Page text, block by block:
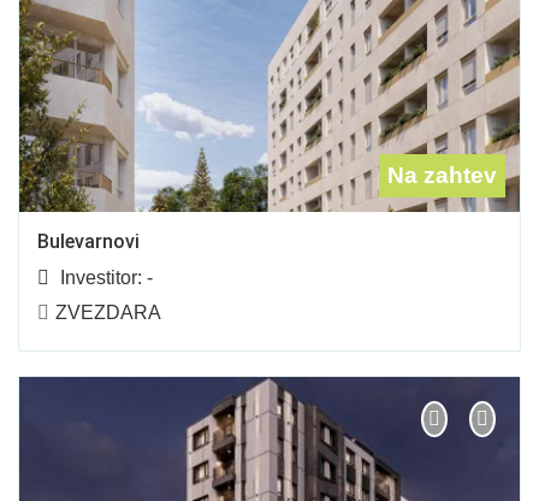
Na zahtev
Bulevarnovi
Investitor: -
ZVEZDARA